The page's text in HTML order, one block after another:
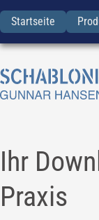
Startseite
Ihr
Praxis